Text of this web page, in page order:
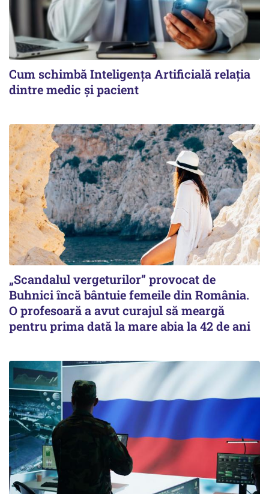
Cum schimbă Inteligența Artificială relația
dintre medic și pacient
„Scandalul vergeturilor” provocat de
Buhnici încă bântuie femeile din România.
O profesoară a avut curajul să meargă
pentru prima dată la mare abia la 42 de ani